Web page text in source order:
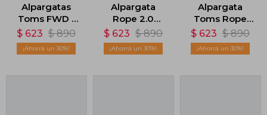
Alpargatas
Toms FWD -
Gris
$ 623 $ 890
30
Alpargata
Rope 2.0
Espadrille -
Azul
$ 623 $ 890
30
Alpargata
Toms Rope
2.0 Espadrille -
Negro
$ 623 $ 890
30